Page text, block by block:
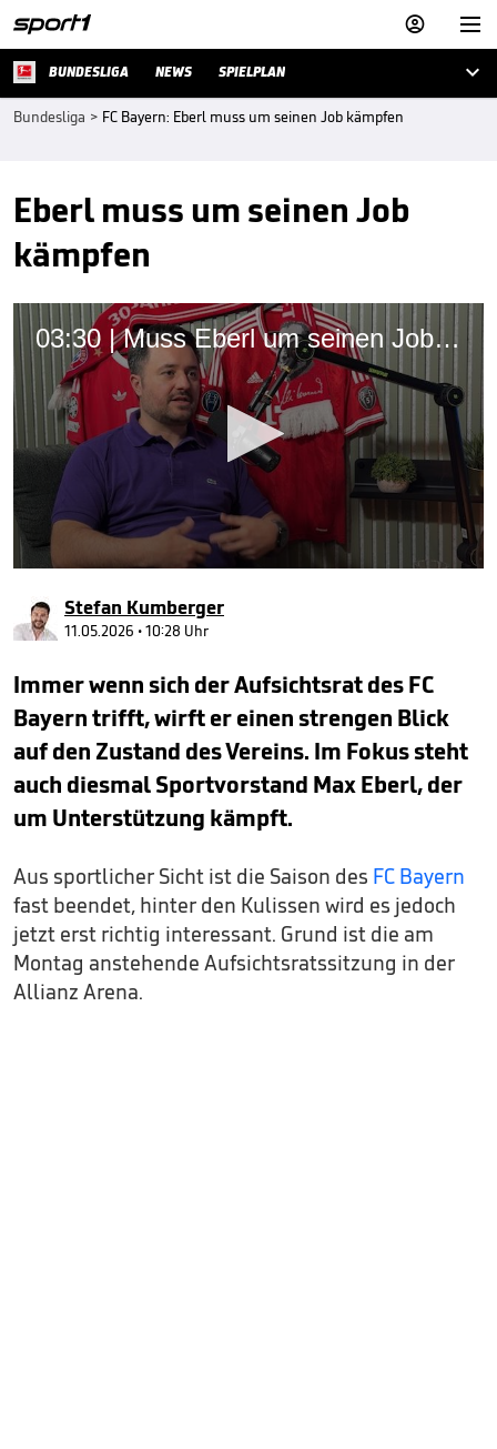


BUNDESLIGA NEWS SPIELPLAN 
Bundesliga > FC Bayern: Eberl muss um seinen Job kämpfen
Eberl muss um seinen Job
kämpfen
03:30 | Muss Eberl um seinen Job bangen? Insider klärt auf
3
minutes,
seconds
Stefan Kumberger
11.05.2026 • 10:28 Uhr
Immer wenn sich der Aufsichtsrat des FC
Bayern trifft, wirft er einen strengen Blick
auf den Zustand des Vereins. Im Fokus steht
auch diesmal Sportvorstand Max Eberl, der
um Unterstützung kämpft.
Aus sportlicher Sicht ist die Saison des FC Bayern
fast beendet, hinter den Kulissen wird es jedoch
jetzt erst richtig interessant. Grund ist die am
Montag anstehende Aufsichtsratssitzung in der
Allianz Arena.